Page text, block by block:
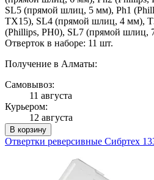
SL5 (прямой шлиц, 5 мм), Ph1
TX15), SL4 (прямой шлиц, 4 мм),
(Phillips, PH0), SL7 (прямой шлиц,
Отверток в наборе: 11 шт.
Получение в Алматы:
Самовывоз:
11 августа
Курьером:
12 августа
В корзину
Отвертки реверсивные Сибртех